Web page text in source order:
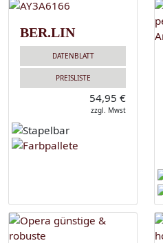
BER.LIN
DATENBLATT
PREISLISTE
54,95 €
zzgl. Mwst